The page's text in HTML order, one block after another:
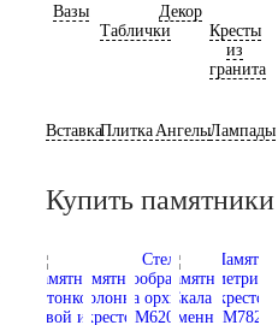
Вазы
Таблички
Декор
Кресты
из
гранита
ВставкаПлитка АнгелыЛампады
Купить